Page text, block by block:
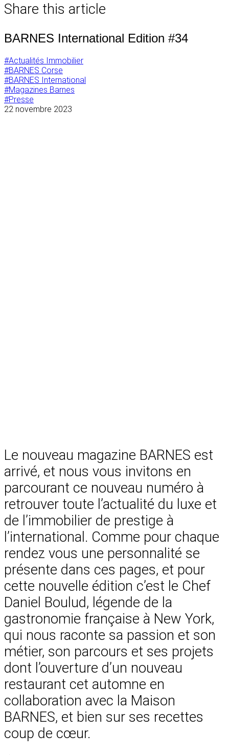
l’article
Share this article
BARNES International Edition #34
#Actualités Immobilier
#BARNES Corse
#BARNES International
#Magazines Barnes
#Presse
22 novembre 2023
Le nouveau magazine BARNES est
arrivé, et nous vous invitons en
parcourant ce nouveau numéro à
retrouver toute l’actualité du luxe et
de l’immobilier de prestige à
l’international. Comme pour chaque
rendez vous une personnalité se
présente dans ces pages, et pour
cette nouvelle édition c’est le Chef
Daniel Boulud, légende de la
gastronomie française à New York,
qui nous raconte sa passion et son
métier, son parcours et ses projets
dont l’ouverture d’un nouveau
restaurant cet automne en
collaboration avec la Maison
BARNES, et bien sur ses recettes
coup de cœur.